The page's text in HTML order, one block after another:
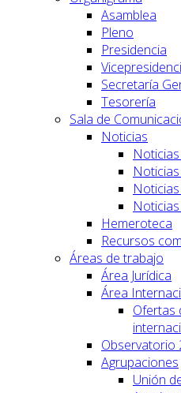
Asamblea
Pleno
Presidencia
Secretaría
Tesorería
Sala de
Noticias
Hemeroteca
Recursos
Áreas de trabajo
Área Jurídica
Área
Ofertas
Observatorio
Agrupaciones
Unión